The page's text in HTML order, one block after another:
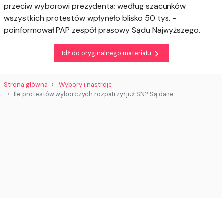
przeciw wyborowi prezydenta; według szacunków
wszystkich protestów wpłynęło blisko 50 tys. -
poinformował PAP zespół prasowy Sądu Najwyższego.
Idź do oryginalnego materiału
Strona główna
Wybory i nastroje
Ile protestów wyborczych rozpatrzył już SN? Są dane